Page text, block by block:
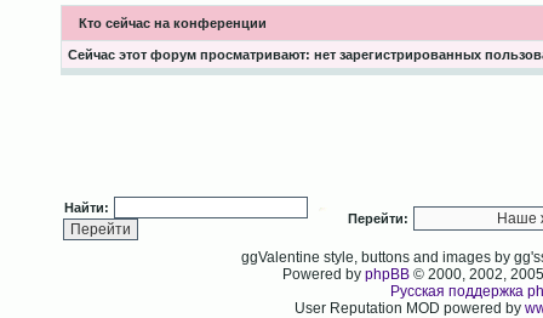
Кто сейчас на конференции
Сейчас этот форум просматривают: нет зарегистрированных
Найти:
Перейти:
ggValentine style, buttons and images by
Powered byphpBB © 2000, 2002,
Русская поддержка
User Reputation MOD powered by